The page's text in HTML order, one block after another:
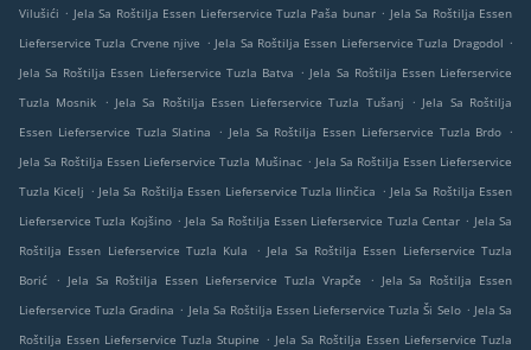
Vilušići . Jela Sa Roštilja Essen Lieferservice Tuzla Paša bunar . Jela Sa Roštilja Essen
Lieferservice Tuzla Crvene njive . Jela Sa Roštilja Essen Lieferservice Tuzla Dragodol .
Jela Sa Roštilja Essen Lieferservice Tuzla Batva . Jela Sa Roštilja Essen Lieferservice
Tuzla Mosnik
. Jela Sa Roštilja Essen Lieferservice Tuzla Tušanj . Jela Sa Roštilja
Essen Lieferservice Tuzla Slatina
. Jela Sa Roštilja Essen Lieferservice Tuzla Brdo .
Jela Sa Roštilja Essen Lieferservice Tuzla Mušinac . Jela Sa Roštilja Essen Lieferservice
Tuzla Kicelj . Jela Sa Roštilja Essen Lieferservice Tuzla Ilinčica . Jela Sa Roštilja Essen
Lieferservice Tuzla Kojšino . Jela Sa Roštilja Essen Lieferservice Tuzla Centar . Jela Sa
Roštilja Essen Lieferservice Tuzla Kula
. Jela Sa Roštilja Essen Lieferservice Tuzla
Borić
. Jela Sa Roštilja Essen Lieferservice Tuzla Vrapče . Jela Sa Roštilja Essen
Lieferservice Tuzla Gradina . Jela Sa Roštilja Essen Lieferservice Tuzla Ši Selo . Jela Sa
Roštilja Essen Lieferservice Tuzla Stupine . Jela Sa Roštilja Essen Lieferservice Tuzla